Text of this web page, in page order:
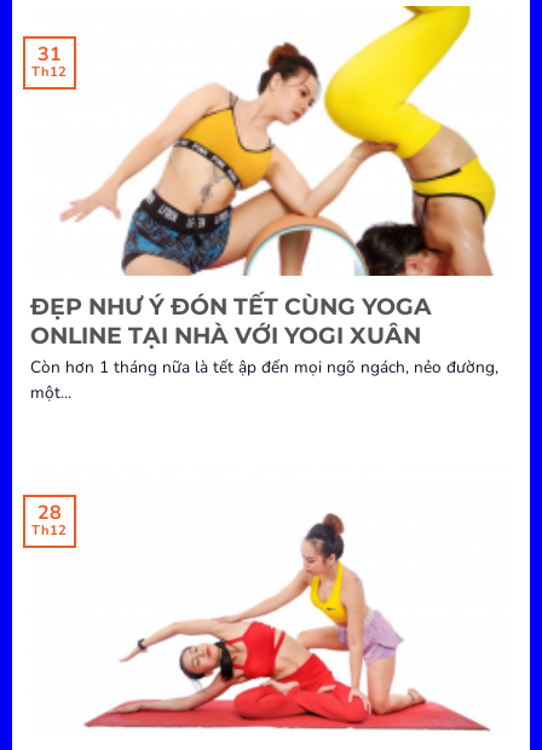
ĐẸP NHƯ Ý ĐÓN TẾT CÙNG YOGA
ONLINE TẠI NHÀ VỚI YOGI XUÂN
Còn hơn 1 tháng nữa là tết ập đến mọi ngõ ngách, nẻo đường,
một...
31
Th12
28
Th12